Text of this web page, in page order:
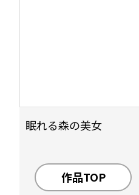
眠れる森の美女
作品TOP